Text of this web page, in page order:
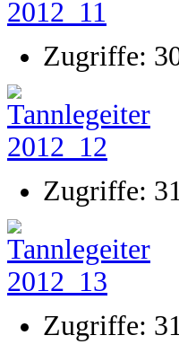
Zugriffe:
Zugriffe:
Zugriffe: